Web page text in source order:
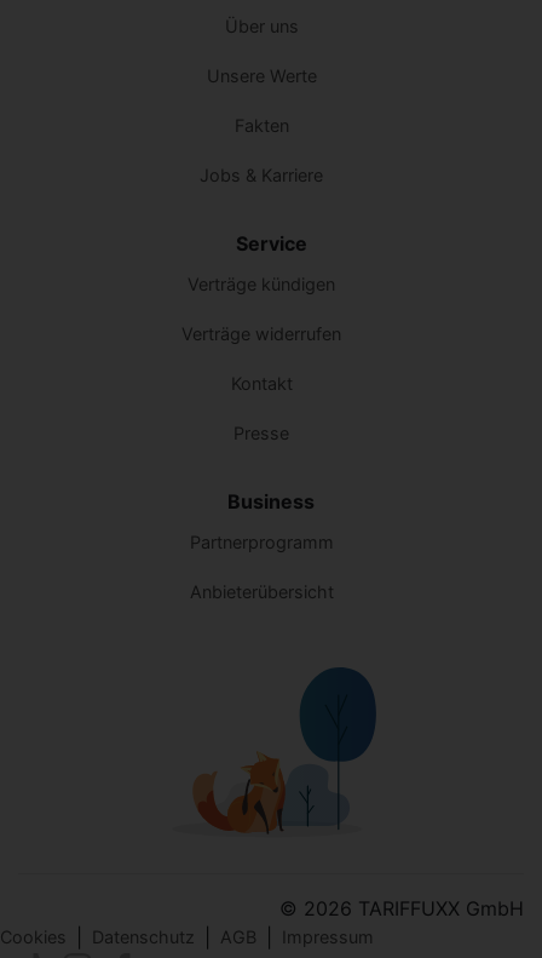
Über uns
Unsere Werte
Fakten
Jobs & Karriere
Service
Verträge kündigen
Verträge widerrufen
Kontakt
Presse
Business
Partnerprogramm
Anbieterübersicht
© 2026 TARIFFUXX GmbH
Cookies Datenschutz AGB Impressum